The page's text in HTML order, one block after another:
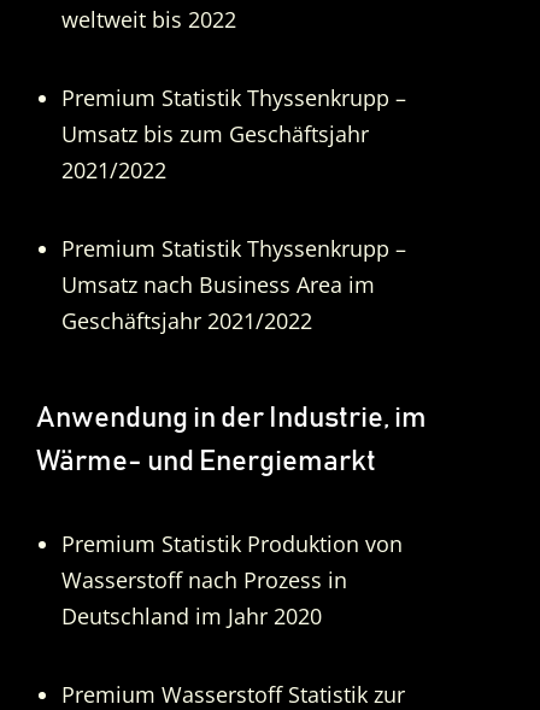
weltweit bis 2022
Premium Statistik Thyssenkrupp –
Umsatz bis zum Geschäftsjahr
2021/2022
Premium Statistik Thyssenkrupp –
Umsatz nach Business Area im
Geschäftsjahr 2021/2022
Anwendung in der Industrie, im
Wärme- und Energiemarkt
Premium Statistik Produktion von
Wasserstoff nach Prozess in
Deutschland im Jahr 2020
Premium Wasserstoff Statistik zur